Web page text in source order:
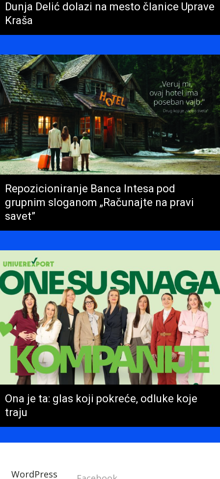
Dunja Delić dolazi na mesto članice Uprave
Kraša
Repozicioniranje Banca Intesa pod
grupnim sloganom „Računajte na pravi
savet”
Ona je ta: glas koji pokreće, odluke koje
traju
WordPress